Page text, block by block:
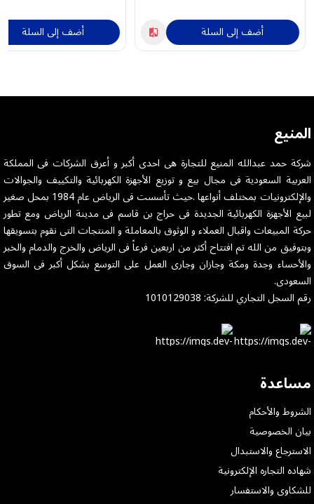
أضف إلى السلة أضف إلى السلة
المنيع
شركة حمد عبدالله المنيع للتجارة هى احدى أكبر و أعرق الشركات فى المملكة
العربية السعودية فى مجال بيع و توزيع الأجهزة الكهربائية والتكييف والجوالات
والإلكترونيات بمختلف أنواعها .حيث تأسست فى الرياض عام 1984 بمحل صغير
لبيع الأجهزة الكهربائية الجديدة فى حراج بن قاسم فى مدينة الرياض ومع تطور
حركة المبيعات واقبال العملاء و الوثوق بالمعاملة و المنتجات التى نقوم بتسويقها
وبتوفيق من الله تم افتتاح أكثر من اربعين فرعاً فى الرياض والخرج والدمام والخبر
والأحساء وجدة ومكة وجازان وجارى العمل على التوسع بشكل أكبر فى السوق
السعودى.
رقم السجل التجاري للشركة: 1010129038
مساعدة
الشروط والأحكام
بيان الخصوصية
الاسترجاع والاستبدال
شهاده التجاره الإلكترونية
للشكاوى والاستفسار